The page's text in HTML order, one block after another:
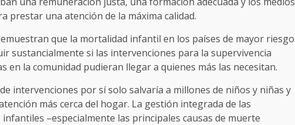
prestar una atención de la máxima calidad.
que la mortalidad infantil en los países de mayor riesgo
sustancialmente si las intervenciones para la supervivencia
en la comunidad pudieran llegar a quienes más las necesitan.
intervenciones por sí solo salvaría a millones de niños y niñas y
más cerca del hogar. La gestión integrada de las
–especialmente las principales causas de muerte